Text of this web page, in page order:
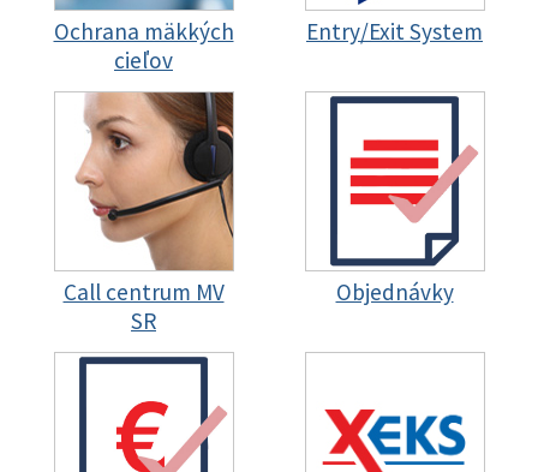
Ochrana mäkkých
cieľov
Entry/Exit System
Call centrum MV
SR
Objednávky